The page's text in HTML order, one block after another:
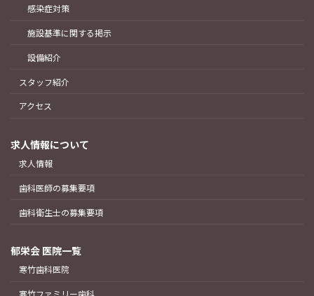
感染症対策
施設基準に関する掲示
設備紹介
スタッフ紹介
アクセス
求人情報について
求人情報
歯科医師の募集要項
歯科衛生士の募集要項
郁栄会 医院一覧
寒竹歯科医院